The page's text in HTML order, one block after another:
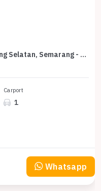
For Sale rumah Mewah di Semarang Selatan, Semarang - LT 428m²
Carport
1
Whatsapp